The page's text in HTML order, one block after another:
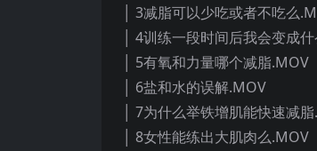
│ 3减脂可以少吃或者不吃么
│ 4训练一段时间后我会变成
│ 5有氧和力量哪个减脂.MOV
│ 6盐和水的误解.MOV
│ 7为什么举铁增肌能快速减
│ 8女性能练出大肌肉么.MOV